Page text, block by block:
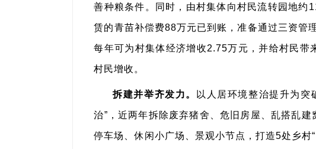
善种粮条件。同时，由村集体向村民流转园地约
赁的青苗补偿费88万元已到账，准备通过三资管
每年可为村集体经济增收2.75万元，并给村民
村民增收。
拆建并举齐发力。 以人居环境整治提升为突
治”，近两年拆除废弃猪舍、危旧房屋、乱搭乱
停车场、休闲小广场、景观小节点，打造5处乡村